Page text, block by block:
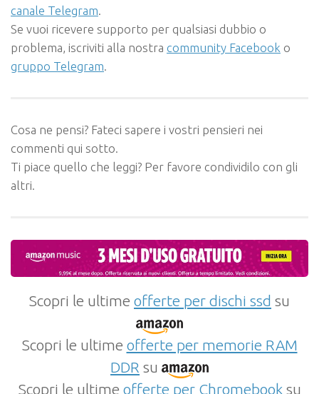
canale Telegram.
Se vuoi ricevere supporto per qualsiasi dubbio o
problema, iscriviti alla nostra community Facebook o
gruppo Telegram.
Cosa ne pensi? Fateci sapere i vostri pensieri nei
commenti qui sotto.
Ti piace quello che leggi? Per favore condividilo con gli
altri.
Scopri le ultime offerte per dischi ssd su
Scopri le ultime offerte per memorie RAM
DDR su
Scopri le ultime offerte per Chromebooksu